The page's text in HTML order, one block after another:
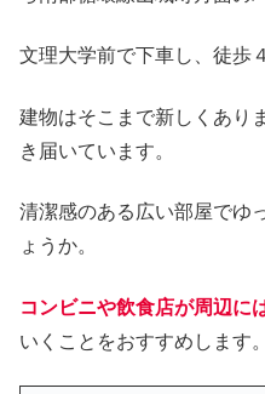
文理大学前で下車し、徒歩
建物はそこまで新しくあり
き届いています。
清潔感のある広い部屋でゆ
ょうか。
コンビニや飲食店が周辺に
いくことをおすすめします。